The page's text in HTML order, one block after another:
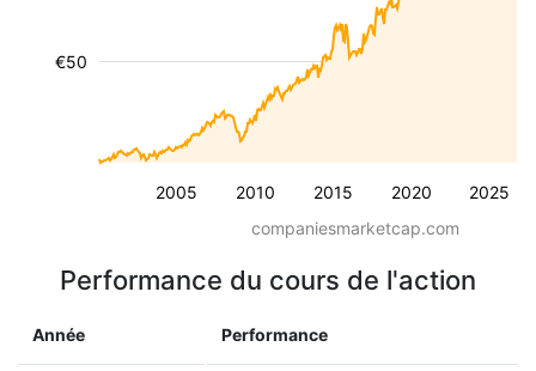
2005 2010 2015 2020 2025
€50
companiesmarketcap.com
Performance du cours de l'action
Année Performance